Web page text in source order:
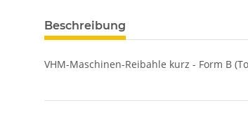
weitere Registerkarten anzeigen
Beschreibung
VHM-Maschinen-Reibahle kurz - Form B